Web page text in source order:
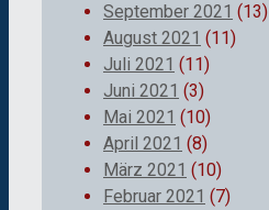
September 2021 (13)
August 2021 (11)
Juli 2021 (11)
Juni 2021 (3)
Mai 2021 (10)
April 2021 (8)
März 2021 (10)
Februar 2021 (7)